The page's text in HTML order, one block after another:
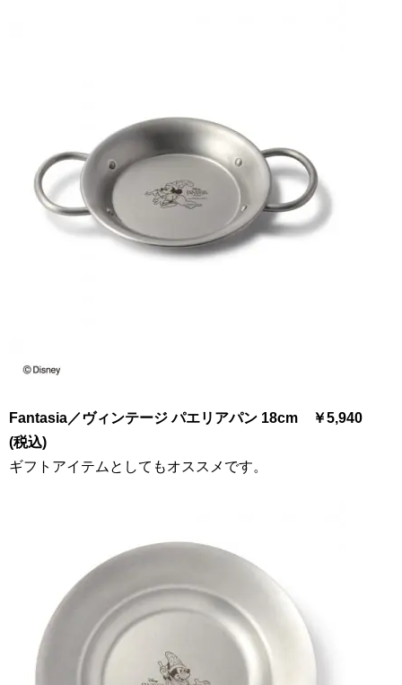
Fantasia／ヴィンテージ パエリアパン 18cm ￥5,940
(税込)
ギフトアイテムとしてもオススメです。